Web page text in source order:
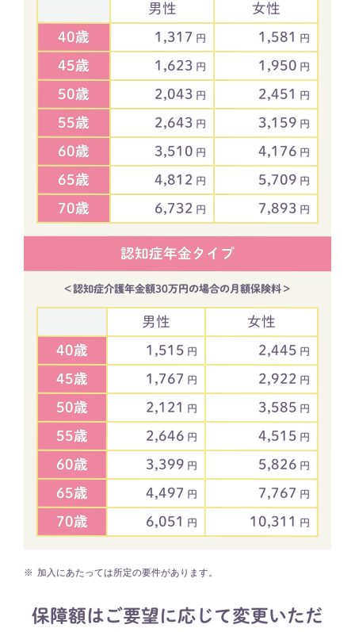
男性 女性
40歳 1,317 円 1,581 円
45歳 1,623 円 1,950 円
50歳 2,043 円 2,451 円
55歳 2,643 円 3,159 円
60歳 3,510 円 4,176 円
65歳 4,812 円 5,709 円
70歳 6,732 円 7,893 円
認知症年金タイプ
＜認知症介護年金額30万円の場合の月額保険料＞
男性 女性
40歳 1,515 円 2,445 円
45歳 1,767 円 2,922 円
50歳 2,121 円 3,585 円
55歳 2,646 円 4,515 円
60歳 3,399 円 5,826 円
65歳 4,497 円 7,767 円
70歳 6,051 円 10,311 円
※ ​加入にあたっては所定の要件があります。
保障額はご要望に応じて変更いただ